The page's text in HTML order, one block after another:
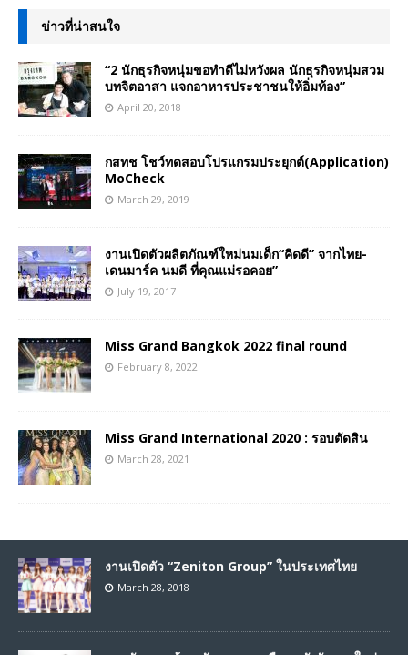
ข่าวที่น่าสนใจ
“2 นักธุรกิจหนุ่มขอทำดีไม่หวังผล นักธุรกิจหนุ่มสวม
บทจิตอาสา แจกอาหารประชาชนให้อิ่มท้อง”
April 20, 2018
กสทช โชว์ทดสอบโปรแกรมประยุกต์(Application)
MoCheck
March 29, 2019
งานเปิดตัวผลิตภัณฑ์ใหม่นมเด็ก“คิดดี” จากไทย-
เดนมาร์ค นมดี ที่คุณแม่รอคอย”
July 19, 2017
Miss Grand Bangkok 2022 final round
February 8, 2022
Miss Grand International 2020 : รอบตัดสิน
March 28, 2021
งานเปิดตัว “Zeniton Group” ในประเทศไทย
March 28, 2018